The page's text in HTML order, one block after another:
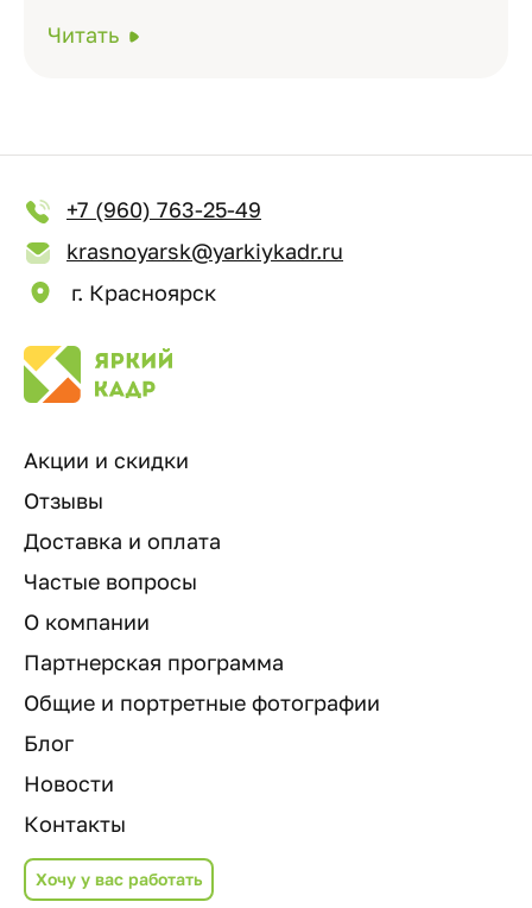
Читать
+7 (960) 763-25-49
krasnoyarsk@yarkiykadr.ru
г. Красноярск
Акции и скидки
Отзывы
Доставка и оплата
Частые вопросы
О компании
Партнерская программа
Общие и портретные фотографии
Блог
Новости
Контакты
Хочу у вас работать